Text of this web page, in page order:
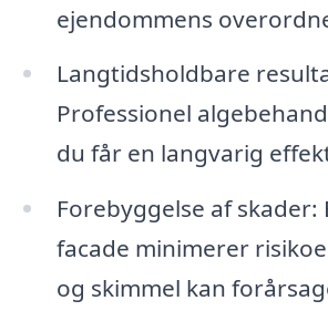
ejendommens
Langtidsholdbare
Professionel
du får en langvarig
Forebyggelse af
facade minimerer
og skimmel kan